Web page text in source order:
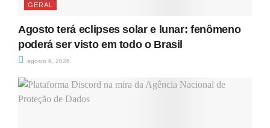
GERAL
Agosto terá eclipses solar e lunar: fenômeno
poderá ser visto em todo o Brasil
agosto 9, 2026